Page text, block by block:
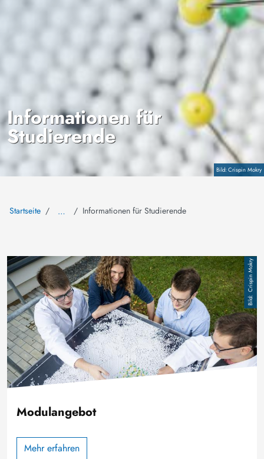
CopyrightCrispin Mokry
Informationen für
Studierende
Startseite … Informationen für Studierende
Image Crispin Mokry
Modulangebot
Mehr erfahren